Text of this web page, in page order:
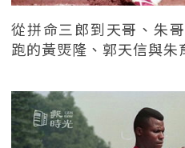
從拼命三郎到天哥、朱
跑的黃煚隆、郭天信與朱